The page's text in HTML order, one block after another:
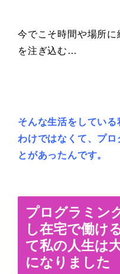
今でこそ時間や場所
を注ぎ込む…
そんな生活をしてい
わけではなくて、プロ
とがあったんです。
プログラミン
し在宅で働け
て私の人生は
になりました